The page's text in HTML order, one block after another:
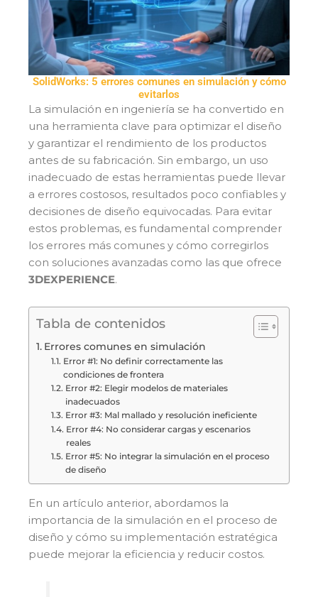
SolidWorks: 5 errores comunes en simulación y cómo
evitarlos
La simulación en ingeniería se ha convertido en
una herramienta clave para optimizar el diseño
y garantizar el rendimiento de los productos
antes de su fabricación. Sin embargo, un uso
inadecuado de estas herramientas puede llevar
a errores costosos, resultados poco confiables y
decisiones de diseño equivocadas. Para evitar
estos problemas, es fundamental comprender
los errores más comunes y cómo corregirlos
con soluciones avanzadas como las que ofrece
3DEXPERIENCE.
Tabla de contenidos
Errores comunes en simulación
Error #1: No definir correctamente las
condiciones de frontera
Error #2: Elegir modelos de materiales
inadecuados
Error #3: Mal mallado y resolución ineficiente
Error #4: No considerar cargas y escenarios
reales
Error #5: No integrar la simulación en el proceso
de diseño
En un artículo anterior, abordamos la
importancia de la simulación en el proceso de
diseño y cómo su implementación estratégica
puede mejorar la eficiencia y reducir costos.